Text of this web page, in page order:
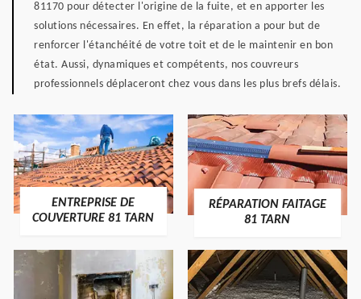
81170 pour détecter l'origine de la fuite, et en apporter les
solutions nécessaires. En effet, la réparation a pour but de
renforcer l'étanchéité de votre toit et de le maintenir en bon
état. Aussi, dynamiques et compétents, nos couvreurs
professionnels déplaceront chez vous dans les plus brefs délais.
ENTREPRISE DE
COUVERTURE 81 TARN
RÉPARATION FAITAGE
81 TARN